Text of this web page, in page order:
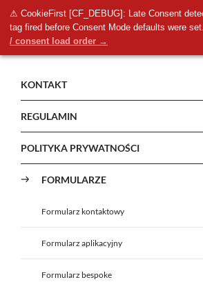
⚠ CookieFirst [CF_DEBUG]: Late Consent
tag fired before Consent Mode defaults were set.
/ consent load order →
KONTAKT
REGULAMIN
POLITYKA PRYWATNOŚCI
FORMULARZE
Formularz kontaktowy
Formularz aplikacyjny
Formularz bespoke